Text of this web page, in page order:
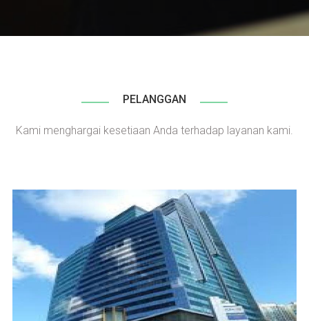
PELANGGAN
Kami menghargai kesetiaan Anda terhadap layanan kami.